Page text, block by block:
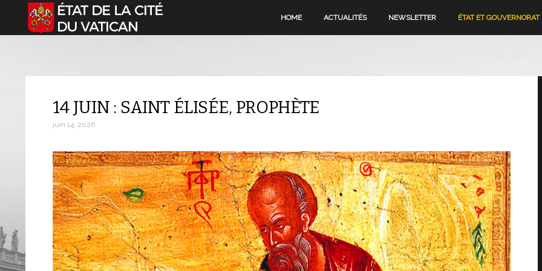
Sélectionnez votre langue HOME ACTUALITÉS NEWSLETTER ÉTAT ET GOUVERNORAT
14 JUIN : SAINT ÉLISÉE, PROPHÈTE
juin 14, 2026